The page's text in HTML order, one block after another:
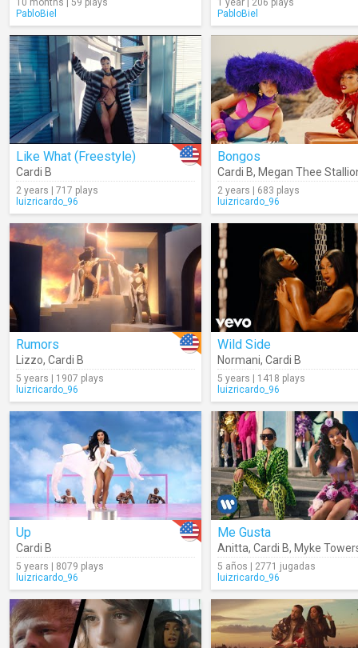
10 months | 59 plays
PabloBiel
1 year | 206 plays
PabloBiel
Like What (Freestyle)
Cardi B
2 years | 717 plays
luizricardo_96
Bongos
Cardi B, Megan Thee
2 years | 683 plays
luizricardo_96
Rumors
Lizzo, Cardi B
5 years | 1907 plays
luizricardo_96
Wild Side
Normani, Cardi B
5 years | 1418 plays
luizricardo_96
Up
Cardi B
5 years | 8079 plays
luizricardo_96
Me Gusta
Anitta, Cardi B, Myke
5 años | 2771 jugadas
luizricardo_96